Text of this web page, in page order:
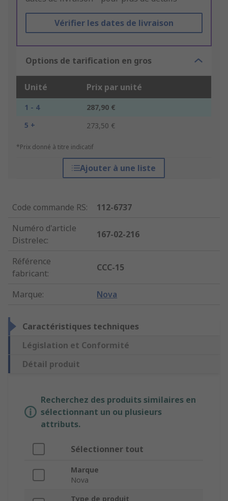
Vérifier les dates de livraison
Options de tarification en gros
Unité Prix par unité
1 - 4
287,90 €
5 +
273,50 €
*Prix donné à titre indicatif
Ajouter à une liste
Code commande RS:
112-6737
Numéro d'article
Distrelec:
167-02-216
Référence
fabricant:
CCC-15
Marque: Nova
Caractéristiques techniques
Législation et Conformité
Détail produit
Recherchez des produits similaires en
sélectionnant un ou plusieurs
attributs.
Sélectionner tout
Marque
Nova
Type de produit